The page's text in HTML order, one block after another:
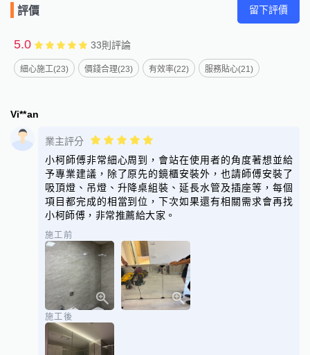
評價 留下評價
5.0 33則評論
細心施工(23) 價錢合理(23) 有效率(22) 服務貼心(21)
Vi**an
業主評分
小柯師傅非常細心周到，會站在使用者的角度著想並給
予專業建議，除了原先的鏡櫃安裝外，也請師傅安裝了
吸頂燈、吊燈、升降桌組裝、延長水管及插座等，每個
項目都完成的相當到位，下次如果還有相關需求會再找
小柯師傅，非常推薦給大家。
施工前
施工後